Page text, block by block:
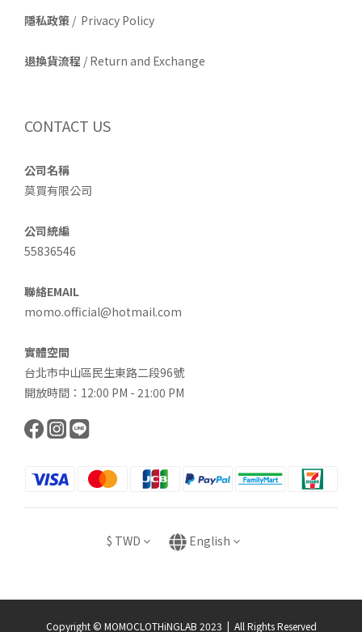
隱私政策 / Privacy Policy
退換貨流程 / Return and Exchange
CONTACT US
公司名稱
莫買有限公司
公司統編
55836546
聯絡EMAIL
momo.official@hotmail.com
實體空間
台北市中山區民生東路二段96號
開放時間：12:00 PM - 21:00 PM
$ TWD English
Copyright © MOMOCLOTHiNGLAB 2023 | All Rights Reserved